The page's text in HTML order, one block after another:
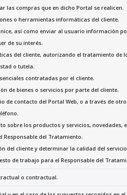
las compras que en dicho Portal se realicen.
o herramientas informáticas del cliente.
así como enviar al usuario información
de su interés.
del cliente, autorizando el tratamiento de
o tutela.
contratadas por el cliente.
de bienes o servicios por parte del cliente.
contacto del Portal Web, o a través de
sobre los productos y servicios, novedades,
Responsable del Tratamiento.
del cliente y determinar la calidad del
de trabajo para el Responsable del
o contractual.